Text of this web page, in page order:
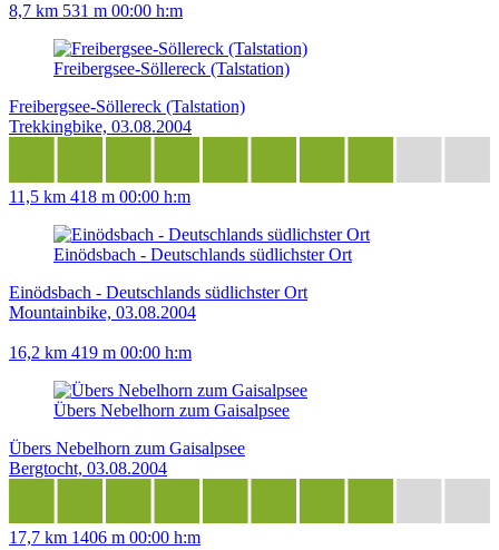
8,7 km 531 m 00:00 h:m
Freibergsee-Söllereck (Talstation)
Freibergsee-Söllereck (Talstation)
Trekkingbike, 03.08.2004
11,5 km 418 m 00:00 h:m
Einödsbach - Deutschlands südlichster Ort
Einödsbach - Deutschlands südlichster Ort
Mountainbike, 03.08.2004
16,2 km 419 m 00:00 h:m
Übers Nebelhorn zum Gaisalpsee
Übers Nebelhorn zum Gaisalpsee
Bergtocht, 03.08.2004
17,7 km 1406 m 00:00 h:m